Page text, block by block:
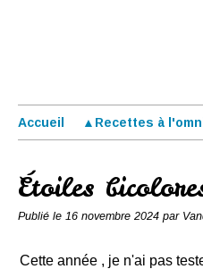
Accueil ▲Recettes à
Étoiles
Publié le 16 novembre 2024 par
Cette année , je n'ai pas